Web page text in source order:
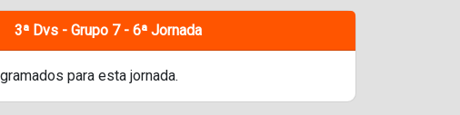
3ª Dvs - Grupo 7 - 6ª Jornada
para esta jornada.